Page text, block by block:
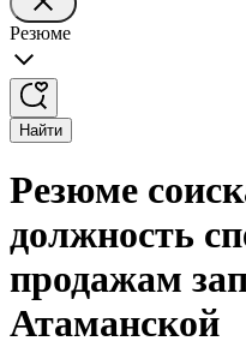
Резюме
Найти
Резюме
должность
продажам
Атаманской